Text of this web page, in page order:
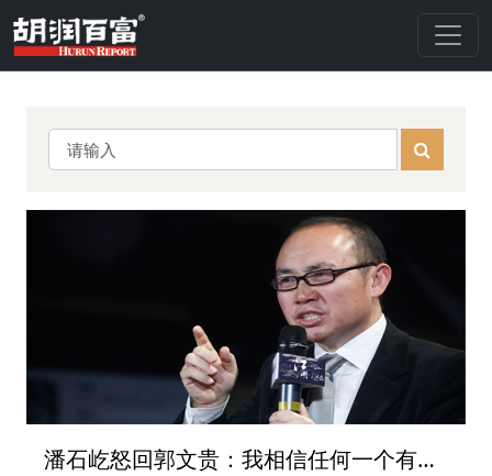
潘石屹怒回郭文贵：我相信任何一个有理